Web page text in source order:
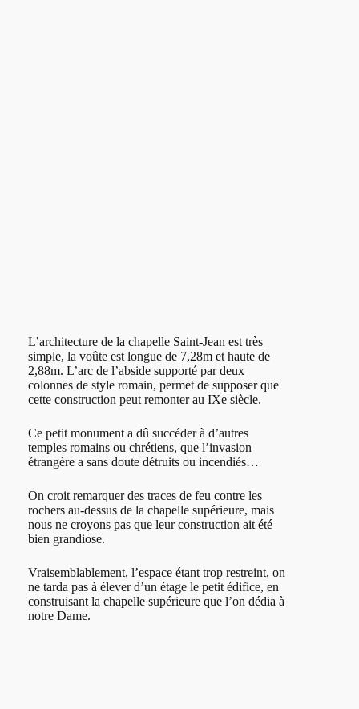
L’architecture de la chapelle Saint-Jean est très
simple, la voûte est longue de 7,28m et haute de
2,88m. L’arc de l’abside supporté par deux
colonnes de style romain, permet de supposer que
cette construction peut remonter au IXe siècle.
Ce petit monument a dû succéder à d’autres
temples romains ou chrétiens, que l’invasion
étrangère a sans doute détruits ou incendiés…
On croit remarquer des traces de feu contre les
rochers au-dessus de la chapelle supérieure, mais
nous ne croyons pas que leur construction ait été
bien grandiose.
Vraisemblablement, l’espace étant trop restreint, on
ne tarda pas à élever d’un étage le petit édifice, en
construisant la chapelle supérieure que l’on dédia à
notre Dame.